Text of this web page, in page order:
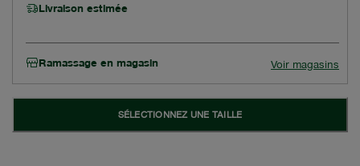
Livraison estimée
Ramassage en magasin Voir magasins
SÉLECTIONNEZ UNE TAILLE